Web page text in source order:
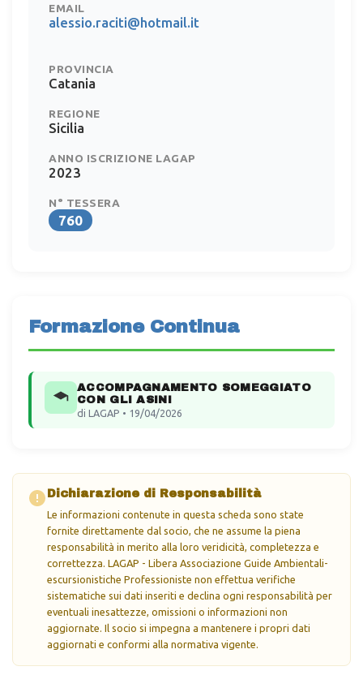
EMAIL
alessio.raciti@hotmail.it
PROVINCIA
Catania
REGIONE
Sicilia
ANNO ISCRIZIONE LAGAP
2023
N° TESSERA
760
Formazione Continua
ACCOMPAGNAMENTO SOMEGGIATO
CON GLI ASINI
di LAGAP • 19/04/2026
Dichiarazione di Responsabilità
Le informazioni contenute in questa scheda sono state
fornite direttamente dal socio, che ne assume la piena
responsabilità in merito alla loro veridicità, completezza e
correttezza. LAGAP - Libera Associazione Guide Ambientali-
escursionistiche Professioniste non effettua verifiche
sistematiche sui dati inseriti e declina ogni responsabilità per
eventuali inesattezze, omissioni o informazioni non
aggiornate. Il socio si impegna a mantenere i propri dati
aggiornati e conformi alla normativa vigente.